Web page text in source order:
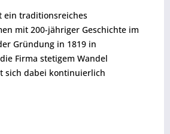
ein traditionsreiches
mit 200-jähriger Geschichte im
Gründung in 1819 in
Firma stetigem Wandel
sich dabei kontinuierlich